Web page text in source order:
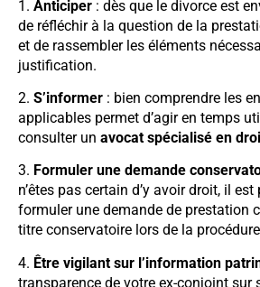
1. Anticiper : dès que le divorce est
de réfléchir à la question de la
et de rassembler les éléments
justification.
2. S’informer : bien comprendre les
applicables permet d’agir en temps
consulter un avocat spécialisé en
3. Formuler une demande
n’êtes pas certain d’y avoir droit, il
formuler une demande de prestation
titre conservatoire lors de la
4. Être vigilant sur l’information
transparence de votre ex-conjoint sur